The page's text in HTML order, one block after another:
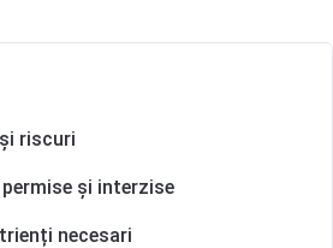
riscuri
și interzise
necesari